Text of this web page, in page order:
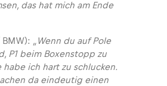
das hat mich am Ende
BMW): „Wenn du auf Pole
P1 beim Boxenstopp zu
habe ich hart zu schlucken.
da eindeutig einen